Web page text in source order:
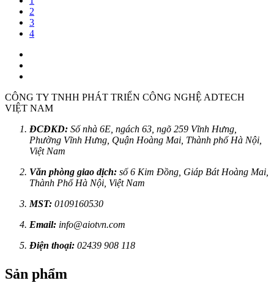
2
3
4
CÔNG TY TNHH PHÁT TRIỂN CÔNG NGHỆ ADTECH
VIỆT NAM
ĐCĐKD: Số nhà 6E, ngách 63, ngõ 259 Vĩnh Hưng,
Phường Vĩnh Hưng, Quận Hoàng Mai, Thành phố Hà Nội,
Việt Nam
Văn phòng giao dịch: số 6 Kim Đồng, Giáp Bát Hoàng Mai,
Thành Phố Hà Nội, Việt Nam
MST: 0109160530
Email: info@aiotvn.com
Điện thoại: 02439 908 118
Sản phẩm